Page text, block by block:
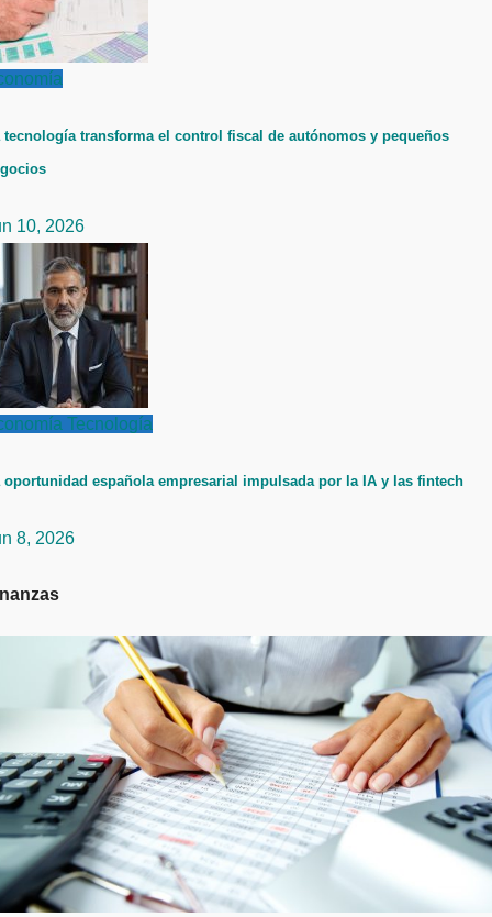
tecnología transforma el control fiscal de autónomos y pequeños
10, 2026
Tecnología
oportunidad española empresarial impulsada por la IA y las fintech
8, 2026